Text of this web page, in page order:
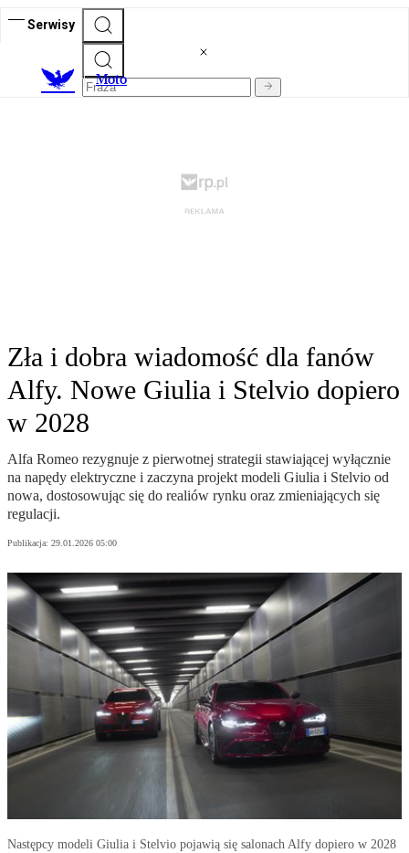
Serwisy
Moto
Zła i dobra wiadomość dla fanów
Alfy. Nowe Giulia i Stelvio dopiero
w 2028
Alfa Romeo rezygnuje z pierwotnej strategii stawiającej wyłącznie
na napędy elektryczne i zaczyna projekt modeli Giulia i Stelvio od
nowa, dostosowując się do realiów rynku oraz zmieniających się
regulacji.
Publikacja: 29.01.2026 05:00
Następcy modeli Giulia i Stelvio pojawią się salonach Alfy dopiero w 2028